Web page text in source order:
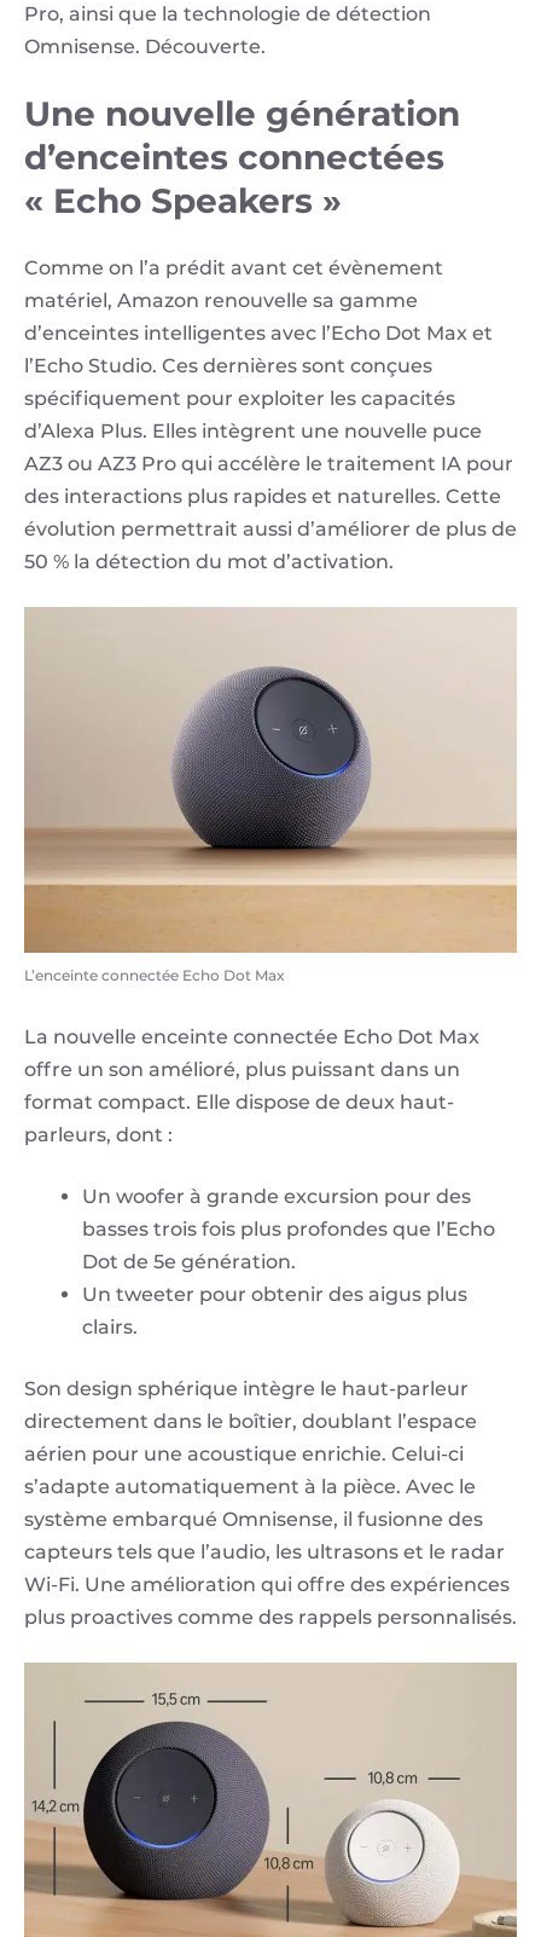
Pro, ainsi que la technologie de détection
Omnisense. Découverte.
Une nouvelle génération
d’enceintes connectées
« Echo Speakers »
Comme on l’a prédit avant cet évènement
matériel, Amazon renouvelle sa gamme
d’enceintes intelligentes avec l’Echo Dot Max et
l’Echo Studio. Ces dernières sont conçues
spécifiquement pour exploiter les capacités
d’Alexa Plus. Elles intègrent une nouvelle puce
AZ3 ou AZ3 Pro qui accélère le traitement IA pour
des interactions plus rapides et naturelles. Cette
évolution permettrait aussi d’améliorer de plus de
50 % la détection du mot d’activation.
L’enceinte connectée Echo Dot Max
La nouvelle enceinte connectée Echo Dot Max
offre un son amélioré, plus puissant dans un
format compact. Elle dispose de deux haut-
parleurs, dont :
Un woofer à grande excursion pour des
basses trois fois plus profondes que l’Echo
Dot de 5e génération.
Un tweeter pour obtenir des aigus plus
clairs.
Son design sphérique intègre le haut-parleur
directement dans le boîtier, doublant l’espace
aérien pour une acoustique enrichie. Celui-ci
s’adapte automatiquement à la pièce. Avec le
système embarqué Omnisense, il fusionne des
capteurs tels que l’audio, les ultrasons et le radar
Wi-Fi. Une amélioration qui offre des expériences
plus proactives comme des rappels personnalisés.